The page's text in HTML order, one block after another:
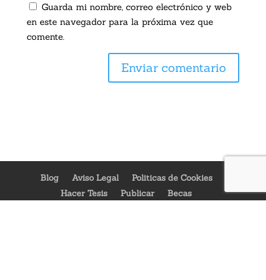
Guarda mi nombre, correo electrónico y web
en este navegador para la próxima vez que
comente.
Blog Aviso Legal
Politicas de Cookies
Hacer Tesis
Publicar
Becas